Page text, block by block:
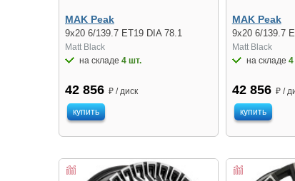
MAK Peak
9x20 6/139.7 ET19 DIA 78.1
Matt Black
на складе 4 шт.
42 856 ₽ / диск
купить
MAK Peak
9x20 6/139.7
Matt Black
на складе 4
42 856 ₽ /
купить